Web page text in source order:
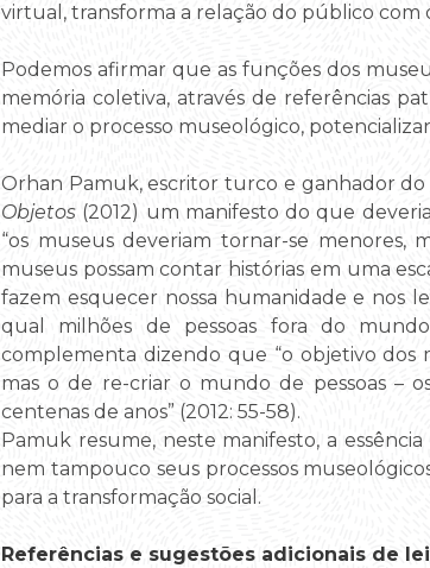
virtual, transforma a relação do público com
Podemos afirmar que as funções dos
memória coletiva, através de referências
mediar o processo museológico,
Orhan Pamuk, escritor turco e ganhador
Objetos (2012) um manifesto do que
“os museus deveriam tornar-se menores,
museus possam contar histórias em uma
fazem esquecer nossa humanidade e nos
qual milhões de pessoas fora do
complementa dizendo que “o objetivo dos
mas o de re-criar o mundo de pessoas –
centenas de anos” (2012: 55-58).
Pamuk resume, neste manifesto, a
nem tampouco seus processos
para a transformação social.
Referências e sugestões adicionais de